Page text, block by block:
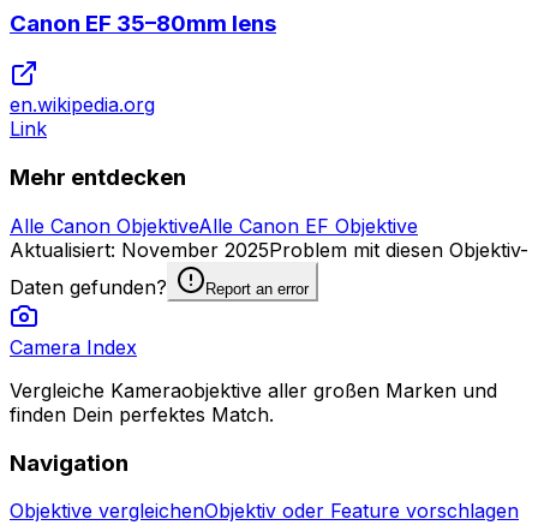
Canon EF 35–80mm lens
en.wikipedia.org
Link
Mehr entdecken
Alle Canon ObjektiveAlle Canon EF Objektive
Aktualisiert: November 2025Problem mit diesen Objektiv-
Daten gefunden?
Report an error
Camera Index
Vergleiche Kameraobjektive aller großen Marken und
finden Dein perfektes Match.
Navigation
Objektive vergleichenObjektiv oder Feature vorschlagen